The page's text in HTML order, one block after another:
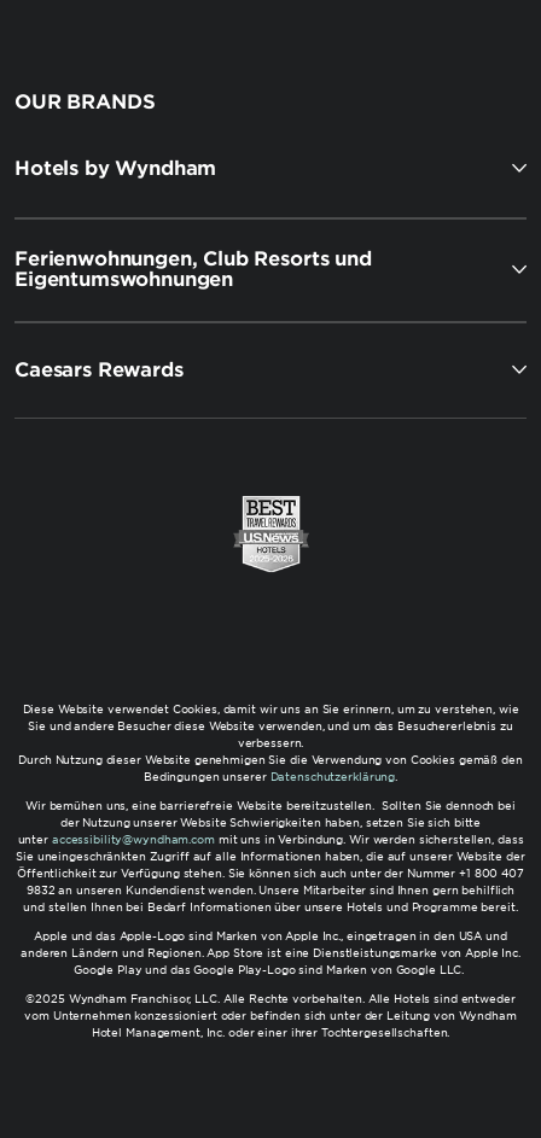
OUR BRANDS
Hotels by Wyndham
Ferienwohnungen, Club Resorts und
Eigentumswohnungen
Caesars Rewards
Diese Website verwendet Cookies, damit wir uns an Sie erinnern, um zu verstehen, wie
Sie und andere Besucher diese Website verwenden, und um das Besuchererlebnis zu
verbessern.
Durch Nutzung dieser Website genehmigen Sie die Verwendung von Cookies gemäß den
Bedingungen unserer Datenschutzerklärung.
Wir bemühen uns, eine barrierefreie Website bereitzustellen. Sollten Sie dennoch bei
der Nutzung unserer Website Schwierigkeiten haben, setzen Sie sich bitte
unter accessibility@wyndham.commit uns in Verbindung. Wir werden sicherstellen, dass
Sie uneingeschränkten Zugriff auf alle Informationen haben, die auf unserer Website der
Öffentlichkeit zur Verfügung stehen. Sie können sich auch unter der Nummer +1 800 407
9832 an unseren Kundendienst wenden. Unsere Mitarbeiter sind Ihnen gern behilflich
und stellen Ihnen bei Bedarf Informationen über unsere Hotels und Programme bereit.
Apple und das Apple-Logo sind Marken von Apple Inc., eingetragen in den USA und
anderen Ländern und Regionen. App Store ist eine Dienstleistungsmarke von Apple Inc.
Google Play und das Google Play-Logo sind Marken von Google LLC.
©2025 Wyndham Franchisor, LLC. Alle Rechte vorbehalten. Alle Hotels sind entweder
vom Unternehmen konzessioniert oder befinden sich unter der Leitung von Wyndham
Hotel Management, Inc. oder einer ihrer Tochtergesellschaften.